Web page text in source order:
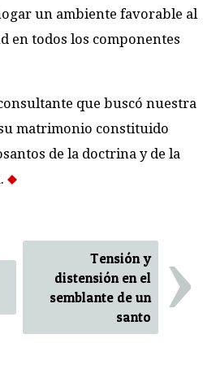
un ambiente favorable al
en todos los componentes
que buscó nuestra
matrimonio constituido
de la doctrina y de la
Tensión y
distensión en el
semblante de un
santo
›